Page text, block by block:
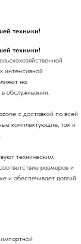
техники!
техники!
интенсивной
на
обслуживании.
с доставкой по всей
комплектующие, так и
техническим
размеров и
и обеспечивает долгий